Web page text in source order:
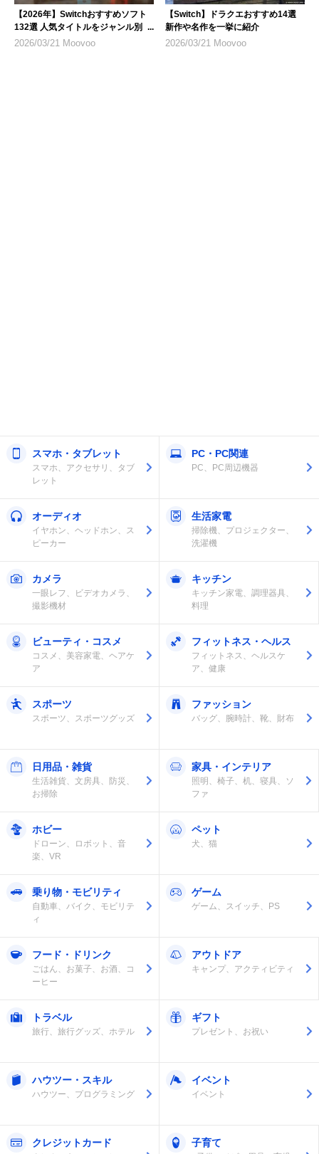
【2026年】Switchおすすめソフト
132選 人気タイトルをジャンル別に
紹介
2026/03/21 Moovoo
【Switch】ドラクエおすすめ14選
新作や名作を一挙に紹介
2026/03/21 Moovoo
スマホ・タブレット
スマホ、アクセサリ、タブ
レット
PC・PC関連
PC、PC周辺機器
オーディオ
イヤホン、ヘッドホン、ス
ピーカー
生活家電
掃除機、プロジェクター、
洗濯機
カメラ
一眼レフ、ビデオカメラ、
撮影機材
キッチン
キッチン家電、調理器具、
料理
ビューティ・コスメ
コスメ、美容家電、ヘアケ
ア
フィットネス・ヘルス
フィットネス、ヘルスケ
ア、健康
スポーツ
スポーツ、スポーツグッズ
ファッション
バッグ、腕時計、靴、財布
日用品・雑貨
生活雑貨、文房具、防災、
お掃除
家具・インテリア
照明、椅子、机、寝具、ソ
ファ
ホビー
ドローン、ロボット、音
楽、VR
ペット
犬、猫
乗り物・モビリティ
自動車、バイク、モビリテ
ィ
ゲーム
ゲーム、スイッチ、PS
フード・ドリンク
ごはん、お菓子、お酒、コ
ーヒー
アウトドア
キャンプ、アクティビティ
トラベル
旅行、旅行グッズ、ホテル
ギフト
プレゼント、お祝い
ハウツー・スキル
ハウツー、プログラミング
イベント
イベント
クレジットカード 子育て